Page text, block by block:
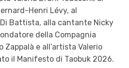
Henri Lévy, al
Battista, alla cantante Nicky
della Compagnia
Zappalà e all’artista Valerio
il Manifesto di Taobuk 2026.